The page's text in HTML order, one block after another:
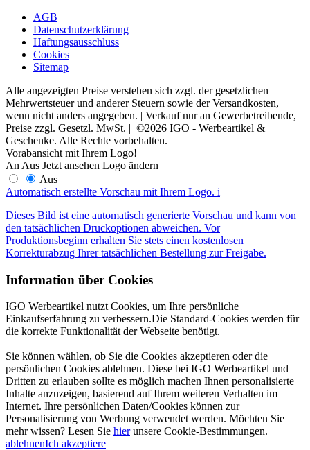
AGB
Datenschutzerklärung
Haftungsausschluss
Cookies
Sitemap
Alle angezeigten Preise verstehen sich zzgl. der gesetzlichen
Mehrwertsteuer und anderer Steuern sowie der Versandkosten,
wenn nicht anders angegeben. | Verkauf nur an Gewerbetreibende,
Preise zzgl. Gesetzl. MwSt. | ©2026 IGO - Werbeartikel &
Geschenke. Alle Rechte vorbehalten.
Vorabansicht mit Ihrem Logo!
An Aus Jetzt ansehen Logo ändern
Aus
Automatisch erstellte Vorschau mit Ihrem Logo. i
Dieses Bild ist eine automatisch generierte Vorschau und kann von
den tatsächlichen Druckoptionen abweichen. Vor
Produktionsbeginn erhalten Sie stets einen kostenlosen
Korrekturabzug Ihrer tatsächlichen Bestellung zur Freigabe.
Information über Cookies
IGO Werbeartikel nutzt Cookies, um Ihre persönliche
Einkaufserfahrung zu verbessern.Die Standard-Cookies werden für
die korrekte Funktionalität der Webseite benötigt.
Sie können wählen, ob Sie die Cookies akzeptieren oder die
persönlichen Cookies ablehnen. Diese bei IGO Werbeartikel und
Dritten zu erlauben sollte es möglich machen Ihnen personalisierte
Inhalte anzuzeigen, basierend auf Ihrem weiteren Verhalten im
Internet. Ihre persönlichen Daten/Cookies können zur
Personalisierung von Werbung verwendet werden. Möchten Sie
mehr wissen? Lesen Sie hierunsere Cookie-Bestimmungen.
ablehnenIch akzeptiere